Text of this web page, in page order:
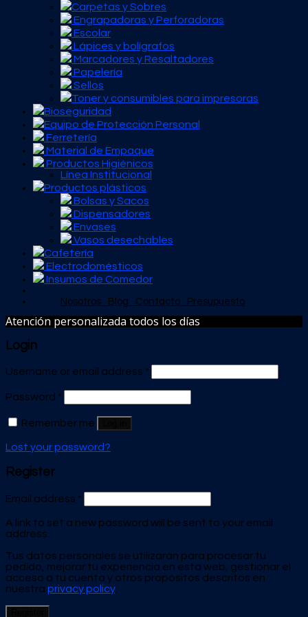
Carpetas y Sobres
Engrapadoras y Perforadoras
Escolar
Lápices y bolígrafos
Marcadores y Resaltadores
Papelería
Sellos
Toner y consumibles para impresoras
Bioseguridad
Equipo de Protección Personal
Ferretería
Material de Empaque
Productos Higiénicos
Línea Institucional
Productos plásticos
Bolsas y Sacos
Dispensadores
Envases
Vasos desechables
Cafetería
Electrodomésticos
Insumos de Comedor
Nosotros Blog Contacto Presupuesto
Atención personalizada todos los días
Login
Username or email address *
Password *
Remember me
Lost your password?
Register
Email address *
A link to set a new password will be sent to your email
address.
Tus datos personales se utilizarán para procesar tu
pedido, mejorar tu experiencia en esta web, gestionar el
acceso a tu cuenta y otros propósitos descritos en
nuestra privacy policy.